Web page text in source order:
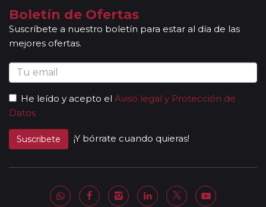
Boletín de Ofertas
Suscríbete a nuestro boletín para estar al día de las
mejores ofertas.
He leído y acepto el Aviso legal y Protección de
Datos
Suscribete ¡Y bórrate cuando quieras!